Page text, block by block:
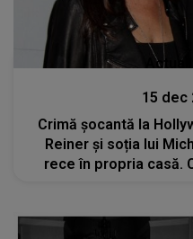
15 dec
Crimă șocantă la
Reiner şi soția lui
rece în propria casă.